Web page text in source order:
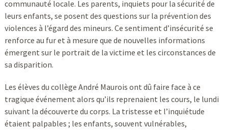
communauté locale. Les parents, inquiets pour la sécurité de
leurs enfants, se posent des questions sur la prévention des
violences à l’égard des mineurs. Ce sentiment d’insécurité se
renforce au fur et à mesure que de nouvelles informations
émergent sur le portrait de la victime et les circonstances de
sa disparition.
Les élèves du collège André Maurois ont dû faire face à ce
tragique événement alors qu’ils reprenaient les cours, le lundi
suivant la découverte du corps. La tristesse et l’inquiétude
étaient palpables ; les enfants, souvent vulnérables,